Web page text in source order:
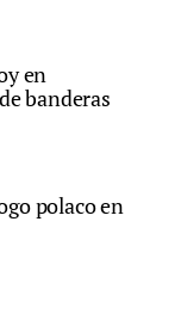
en
banderas
polaco en